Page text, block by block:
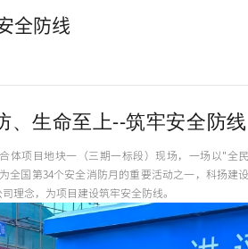
全防线
、生命至上--筑牢安全防线
体项目地块一（三期一标段）现场，一场以"全
全国第34个安全消防月的重要活动之一，科扬建
理念，为项目建设筑牢安全防线。